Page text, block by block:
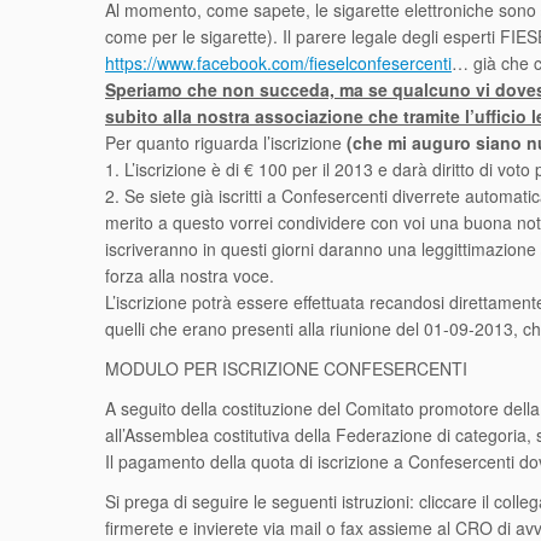
Al momento, come sapete, le sigarette elettroniche
come per le sigarette). Il parere legale degli esperti
https://www.facebook.com/fieselconfesercenti… già che
Speriamo che non succeda, ma se qualcuno vi
subito alla nostra associazione che tramite
Per quanto riguarda l’iscrizione (che mi auguro siano
1. L’iscrizione è di € 100 per il 2013 e darà diritto di
2. Se siete già iscritti a Confesercenti diverrete
merito a questo vorrei condividere con voi una buona
iscriveranno in questi giorni daranno una
forza alla nostra voce.
L’iscrizione potrà essere effettuata recandosi
quelli che erano presenti alla riunione del 01-09-2013,
MODULO PER ISCRIZIONE CONFESERCENTI
A seguito della costituzione del Comitato promotore
all’Assemblea costitutiva della Federazione di
Il pagamento della quota di iscrizione a Confesercenti
Si prega di seguire le seguenti istruzioni: cliccare il
firmerete e invierete via mail o fax assieme al CRO di